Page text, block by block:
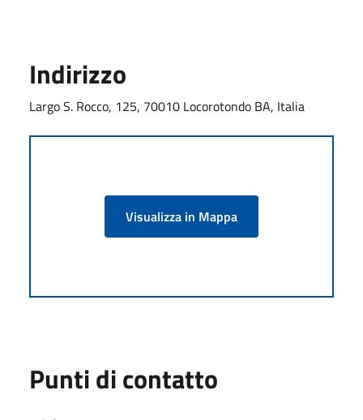
Indirizzo
Largo S. Rocco, 125, 70010 Locorotondo BA, Italia
Visualizza in Mappa
Punti di contatto